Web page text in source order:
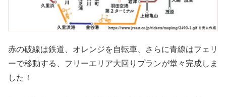
赤の破線は鉄道、オレンジを自転車、さらに青線はフェリ
ーで移動する、フリーエリア大回りプランが堂々完成しま
した！